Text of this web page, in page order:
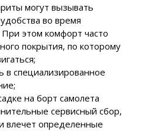
могут вызывать
во время
При этом комфорт часто
покрытия, по которому
в специализированное
на борт самолета
сервисный сбор,
влечет определенные